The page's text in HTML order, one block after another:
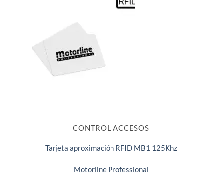
CONTROL ACCESOS
Tarjeta aproximación RFID MB1 125Khz
Motorline Professional